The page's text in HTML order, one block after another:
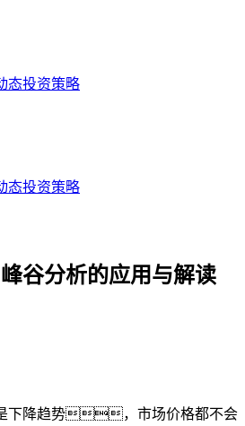
态投资策略
态投资策略
谷分析的应用与解读
下降趋势，市场价格都不会